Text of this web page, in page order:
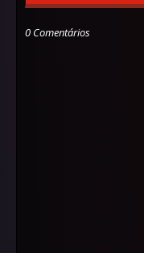
0 Comentários